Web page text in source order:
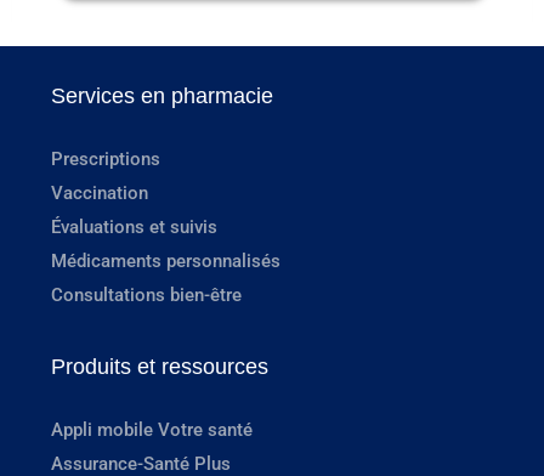
Services en pharmacie
Prescriptions
Vaccination
Évaluations et suivis
Médicaments personnalisés
Consultations bien-être
Produits et ressources
Appli mobile Votre santé
Assurance-Santé Plus